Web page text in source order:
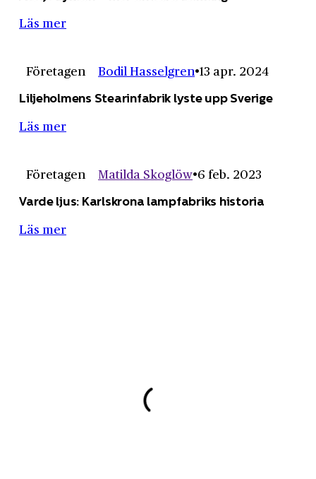
Läs mer
Företagen Bodil Hasselgren 13 apr. 2024
Liljeholmens Stearinfabrik lyste upp Sverige
Läs mer
Företagen Matilda Skoglöw 6 feb. 2023
Varde ljus: Karlskrona lampfabriks historia
Läs mer